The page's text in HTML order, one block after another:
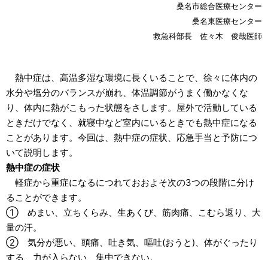
桑名市総合医療センター
桑名東医療センター
救急科部長 佐々木 俊哉医師
熱中症は、高温多湿な環境に長くいることで、徐々に体内の
水分や塩分のバランスが崩れ、体温調節がうまく働かなくな
り、体内に熱がこもった状態をさします。屋外で活動している
ときだけでなく、就寝中など室内にいるときでも熱中症になる
ことがあります。今回は、熱中症の症状、応急手当と予防につ
いて説明します。
熱中症の症状
軽症から重症になるにつれておおよそ次の3つの段階に分け
ることができます。
① めまい、立ちくらみ、生あくび、筋肉痛、こむら返り、大
量の汗。
② 気分が悪い、頭痛、吐き気、嘔吐(おうと)、体がぐったり
する、力が入らない、集中できない。